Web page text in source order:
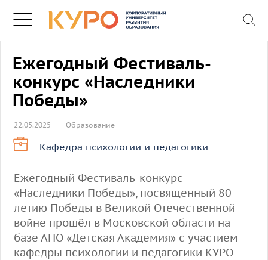
Ежегодный Фестиваль-
конкурс «Наследники
Победы»
22.05.2025 Образование
Кафедра психологии и педагогики
Ежегодный Фестиваль-конкурс
«Наследники Победы», посвященный 80-
летию Победы в Великой Отечественной
войне прошёл в Московской области на
базе АНО «Детская Академия» с участием
кафедры психологии и педагогики КУРО